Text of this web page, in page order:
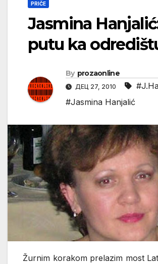
PRIČE
Jasmina
putu ka
By prozaonline
ДЕЦ 27, 2010
#Jasmina Hanjalić
Žurnim korakom prelazim most